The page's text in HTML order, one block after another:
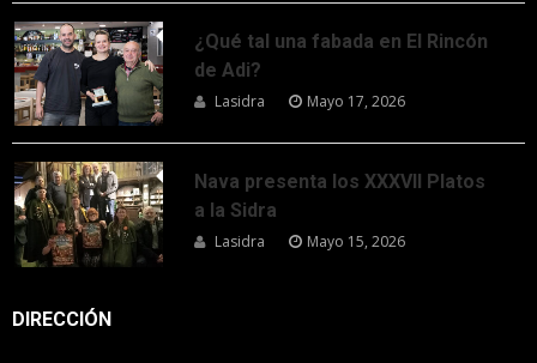
¿Qué tal una fabada en El Rincón
de Adi?
Lasidra Mayo 17, 2026
Nava presenta los XXXVII Platos
a la Sidra
Lasidra Mayo 15, 2026
DIRECCIÓN